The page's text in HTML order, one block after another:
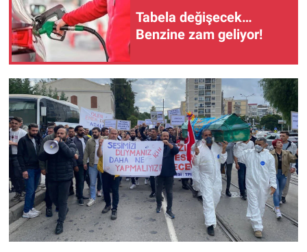
Tabela değişecek…
Benzine zam geliyor!